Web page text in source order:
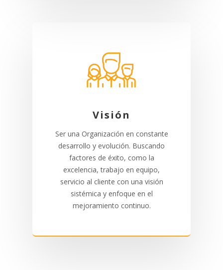
Visión
Ser una Organización en constante
desarrollo y evolución. Buscando
factores de éxito, como la
excelencia, trabajo en equipo,
servicio al cliente con una visión
sistémica y enfoque en el
mejoramiento continuo.